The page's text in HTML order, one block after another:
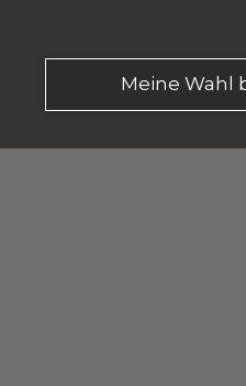
Meine Wahl